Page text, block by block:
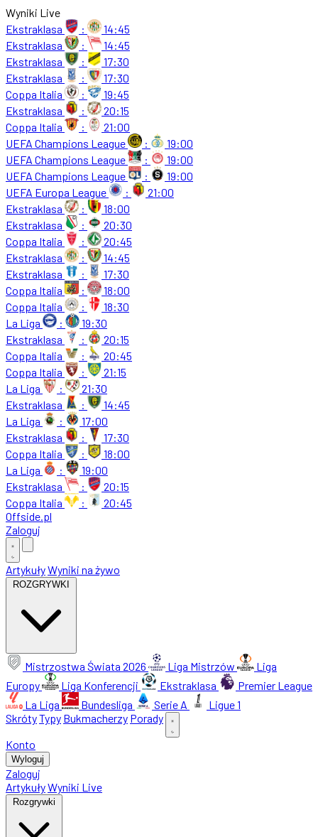
Wyniki Live
Ekstraklasa
:
14:45
Ekstraklasa
:
14:45
Ekstraklasa
:
17:30
Ekstraklasa
:
17:30
Coppa Italia
:
19:45
Ekstraklasa
:
20:15
Coppa Italia
:
21:00
UEFA Champions League
:
19:00
UEFA Champions League
:
19:00
UEFA Champions League
:
19:00
UEFA Europa League
:
21:00
Ekstraklasa
:
18:00
Ekstraklasa
:
20:30
Coppa Italia
:
20:45
Ekstraklasa
:
14:45
Ekstraklasa
:
17:30
Coppa Italia
:
18:00
Coppa Italia
:
18:30
La Liga
:
19:30
Ekstraklasa
:
20:15
Coppa Italia
:
20:45
Coppa Italia
:
21:15
La Liga
:
21:30
Ekstraklasa
:
14:45
La Liga
:
17:00
Ekstraklasa
:
17:30
Coppa Italia
:
18:00
La Liga
:
19:00
Ekstraklasa
:
20:15
Coppa Italia
:
20:45
Offside.pl
Zaloguj
ArtykułyWyniki na żywo
ROZGRYWKI
Mistrzostwa Świata 2026 Liga Mistrzów
Liga
Europy
Liga Konferencji Ekstraklasa
Premier League
La Liga
Bundesliga Serie A
Ligue 1
SkrótyTypy Bukmacherzy Porady
Konto
Wyloguj
Zaloguj
ArtykułyWyniki Live
Rozgrywki